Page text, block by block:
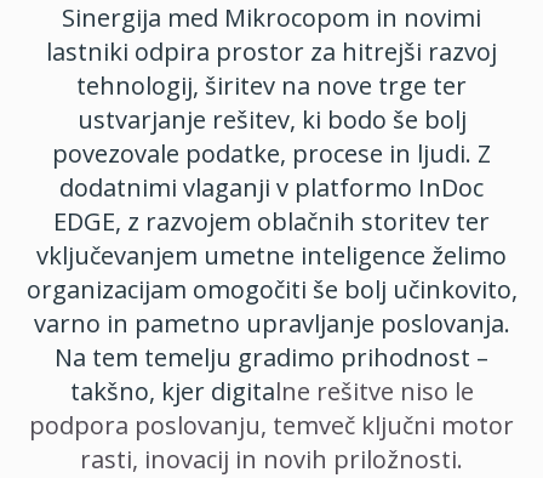
Sinergija med Mikrocopom in novimi
lastniki odpira prostor za hitrejši razvoj
tehnologij, širitev na nove trge ter
ustvarjanje rešitev, ki bodo še bolj
povezovale podatke, procese in ljudi. Z
dodatnimi vlaganji v platformo InDoc
EDGE, z razvojem oblačnih storitev ter
vključevanjem umetne inteligence želimo
organizacijam omogočiti še bolj učinkovito,
varno in pametno upravljanje poslovanja.
Na tem temelju gradimo prihodnost –
takšno, kjer digitalne rešitve niso le
podpora poslovanju, temveč ključni motor
rasti, inovacij in novih priložnosti.